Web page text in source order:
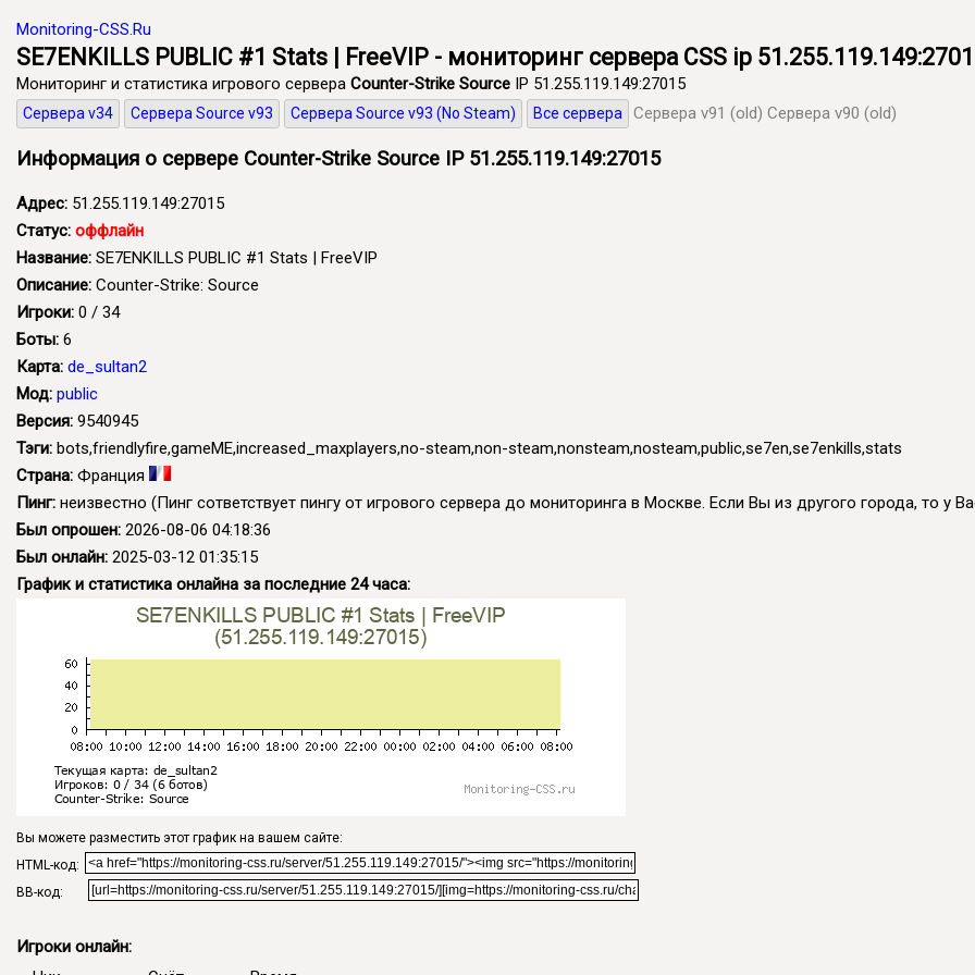
Monitoring-CSS.Ru
SE7ENKILLS PUBLIC #1 Stats | FreeVIP - мониторинг сервера CSS ip
Мониторинг и статистика игрового сервера Counter-Strike Source IP 51.255.119.149:27015
Сервера v34 Сервера Source v93 Сервера Source v93 (No Steam) Все сервера Сервера v91 (old) Сервера v90 (old)
Информация о сервере Counter-Strike Source IP 51.255.119.149:27015
Адрес: 51.255.119.149:27015
Статус: оффлайн
Название: SE7ENKILLS PUBLIC #1 Stats | FreeVIP
Описание: Counter-Strike: Source
Игроки: 0 / 34
Боты: 6
Карта: de_sultan2
Мод: public
Версия: 9540945
Тэги: bots,friendlyfire,gameME,increased_maxplayers,no-steam,non-steam,nonsteam,nosteam,public,se7en,se7enkills,stats
Страна: Франция
Пинг: неизвестно (Пинг сответствует пингу от игрового сервера до мониторинга в Москве. Если Вы из другого города, то у
Был опрошен: 2026-08-06 04:18:36
Был онлайн: 2025-03-12 01:35:15
График и статистика онлайна за последние 24 часа:
Вы можете разместить этот график на вашем сайте:
HTML-код:
BB-код:
Игроки онлайн: